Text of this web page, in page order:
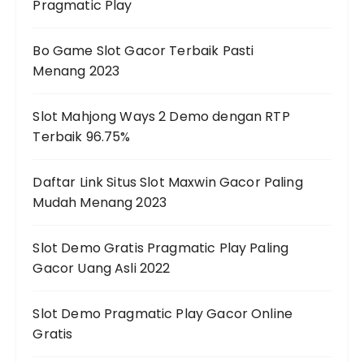
Pragmatic Play
Bo Game Slot Gacor Terbaik Pasti
Menang 2023
Slot Mahjong Ways 2 Demo dengan RTP
Terbaik 96.75%
Daftar Link Situs Slot Maxwin Gacor Paling
Mudah Menang 2023
Slot Demo Gratis Pragmatic Play Paling
Gacor Uang Asli 2022
Slot Demo Pragmatic Play Gacor Online
Gratis